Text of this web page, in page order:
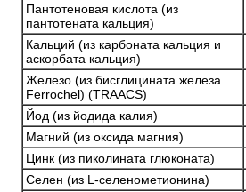
Пантотеновая кислота (из
пантотената кальция)
Кальций (из карбоната кальция и
аскорбата кальция)
Железо (из бисглицината железа
Ferrochel) (TRAACS)
Йод (из йодида калия)
Магний (из оксида магния)
Цинк (из пиколината глюконата)
Селен (из L-селенометионина)